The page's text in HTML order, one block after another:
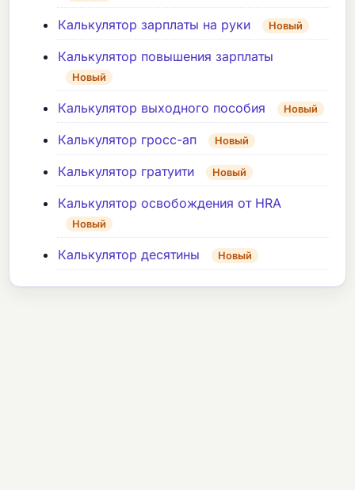
Калькулятор зарплаты на руки Новый
Калькулятор повышения зарплаты
Новый
Калькулятор выходного пособия Новый
Калькулятор гросс-ап Новый
Калькулятор гратуити Новый
Калькулятор освобождения от HRA
Новый
Калькулятор десятины Новый